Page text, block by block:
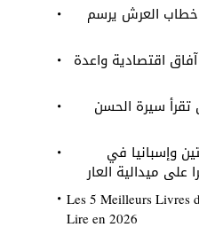
خطاب العرش يرسم
اقتصادية واعدة
تقرأ سيرة الحسن
2026: الأرجنتين وإسبانيا في
على ميدالية العار
Les 5 Meilleurs Livres
Lire en 2026